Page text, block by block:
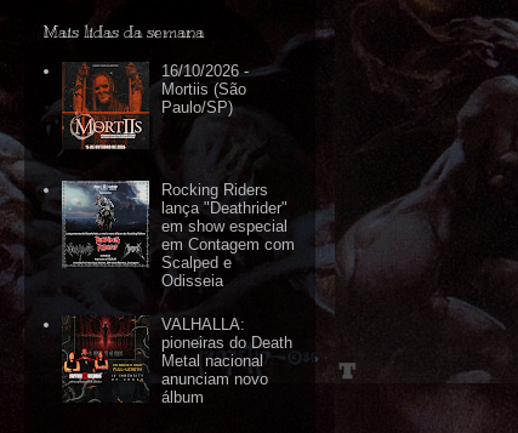
Mais lidas da semana
16/10/2026 -
Mortiis (São
Paulo/SP)
Rocking Riders
lança "Deathrider"
em show especial
em Contagem com
Scalped e
Odisseia
VALHALLA:
pioneiras do Death
Metal nacional
anunciam novo
álbum